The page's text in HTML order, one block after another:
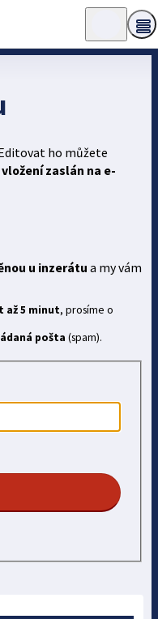
ho můžete
zaslán na e-
u inzerátu a my vám
až 5 minut, prosíme o
pošta (spam).